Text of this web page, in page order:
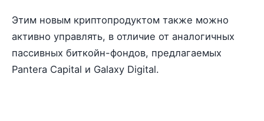
Этим новым криптопродуктом также можно
активно управлять, в отличие от аналогичных
пассивных биткойн-фондов, предлагаемых
Pantera Capital и Galaxy Digital.